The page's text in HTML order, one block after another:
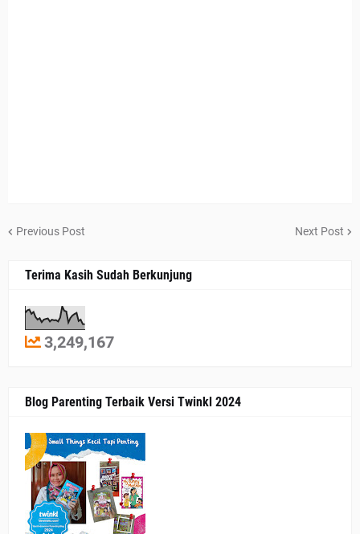
Previous Post Next Post
Terima Kasih Sudah Berkunjung
3,249,167
Blog Parenting Terbaik Versi Twinkl 2024